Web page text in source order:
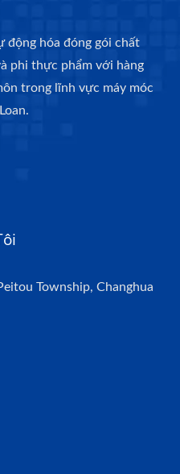
động hóa đóng gói chất
phi thực phẩm với hàng
trong lĩnh vực máy móc
Township, Changhua